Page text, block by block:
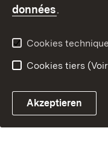
données.
Cookies
Cookies tiers
Akzeptieren